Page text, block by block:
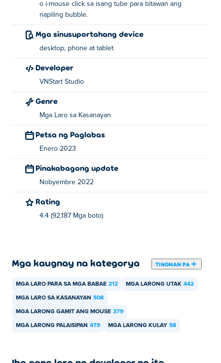
o i-mouse click sa isang tube para bitawan ang
napiling bubble.
Mga sinusuportahang device
desktop, phone at tablet
Developer
VNStart Studio
Genre
Mga Laro sa Kasanayan
Petsa ng Paglabas
Enero 2023
Pinakabagong update
Nobyembre 2022
Rating
4.4 (92,187 Mga boto)
Mga kaugnay na kategorya TINGNAN PA
MGA LARO PARA SA MGA BABAE 212 MGA LARONG UTAK 442
MGA LARO SA KASANAYAN 508
MGA LARONG GAMIT ANG MOUSE 379
MGA LARONG PALAISIPAN 479 MGA LARONG KULAY 58